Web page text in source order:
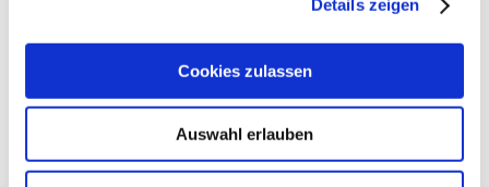
Details zeigen
Cookies zulassen
Auswahl erlauben
„Für diesen Betrag liegen keine detaillierten Umsätze…“.
4Antworten
Zugriffe
Di., 17. Feb 2026 22:48